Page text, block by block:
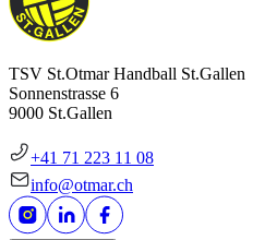
TSV St.Otmar Handball St.Gallen
Sonnenstrasse 6
9000 St.Gallen
+41 71 223 11 08
info@otmar.ch